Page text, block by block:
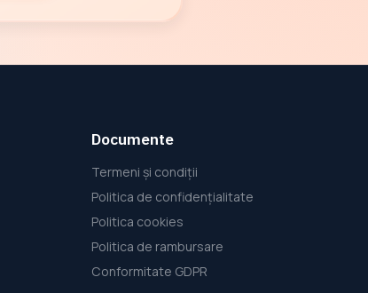
Documente
Termeni și condiții
Politica de confidențialitate
Politica cookies
Politica de rambursare
Conformitate GDPR